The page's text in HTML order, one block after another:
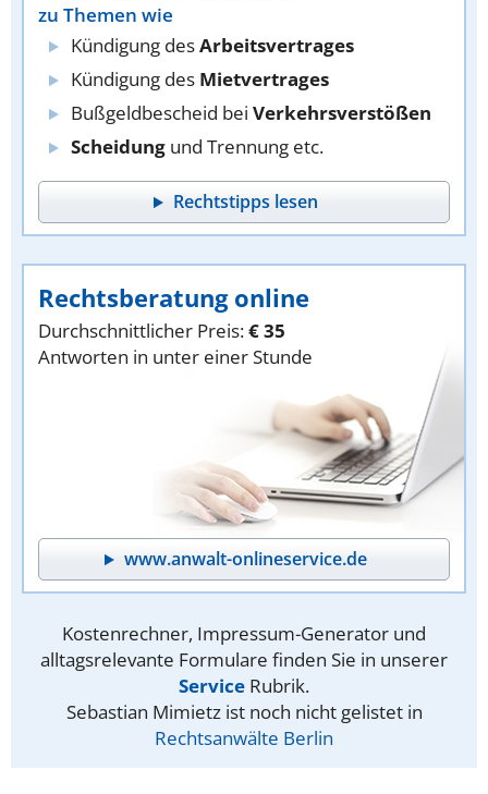
zu Themen wie
Kündigung desArbeitsvertrages
Kündigung des Mietvertrages
Bußgeldbescheid bei Verkehrsverstößen
Scheidung und Trennung etc.
Rechtstipps lesen
Rechtsberatung online
Durchschnittlicher Preis:€ 35
Antworten in unter einer Stunde
www.anwalt-onlineservice.de
Kostenrechner, Impressum-Generator und
alltagsrelevante Formulare finden Sie in unserer
Service Rubrik.
Sebastian Mimietz ist noch nicht gelistet in
Rechtsanwälte Berlin